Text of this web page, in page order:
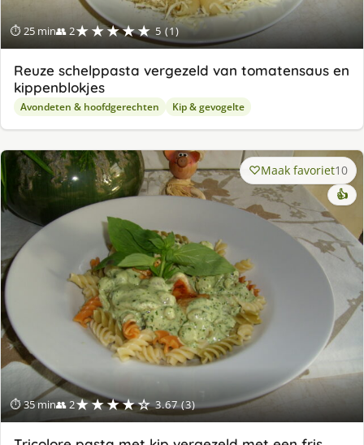
⏱ 25 min👥 2★★★★★ 5 (1)
Reuze schelppasta vergezeld van tomatensaus en
kippenblokjes
Avondeten & hoofdgerechten Kip & gevogelte
⏱ 35 min👥 2★★★★☆ 3.67 (3)
Maak favoriet10
👍